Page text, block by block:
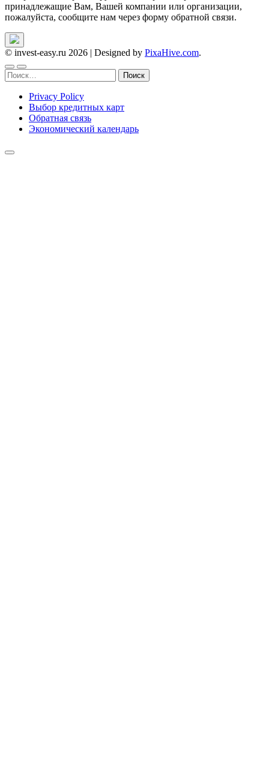
принадлежащие Вам, Вашей компании или организации,
пожалуйста, сообщите нам через форму обратной связи.
© invest-easy.ru 2026 | Designed by PixaHive.com.
Найти:
Privacy Policy
Выбор кредитных карт
Обратная связь
Экономический календарь